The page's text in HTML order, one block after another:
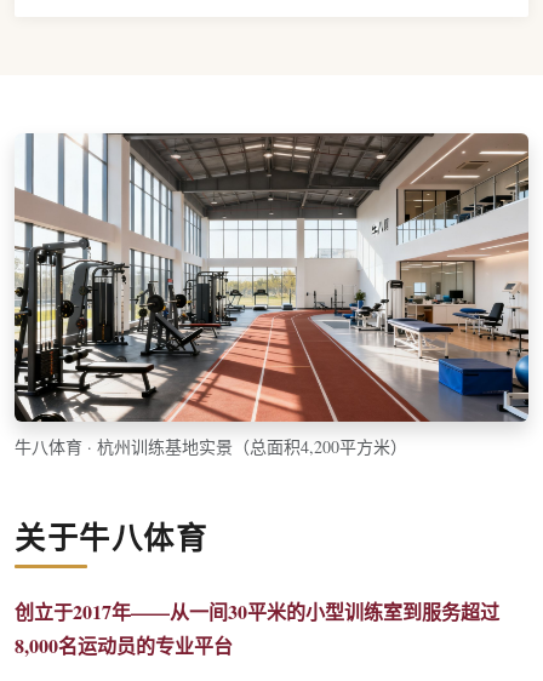
牛八体育 · 杭州训练基地实景（总面积4,200平方米）
关于牛八体育
创立于2017年——从一间30平米的小型训练室到服务超过
8,000名运动员的专业平台